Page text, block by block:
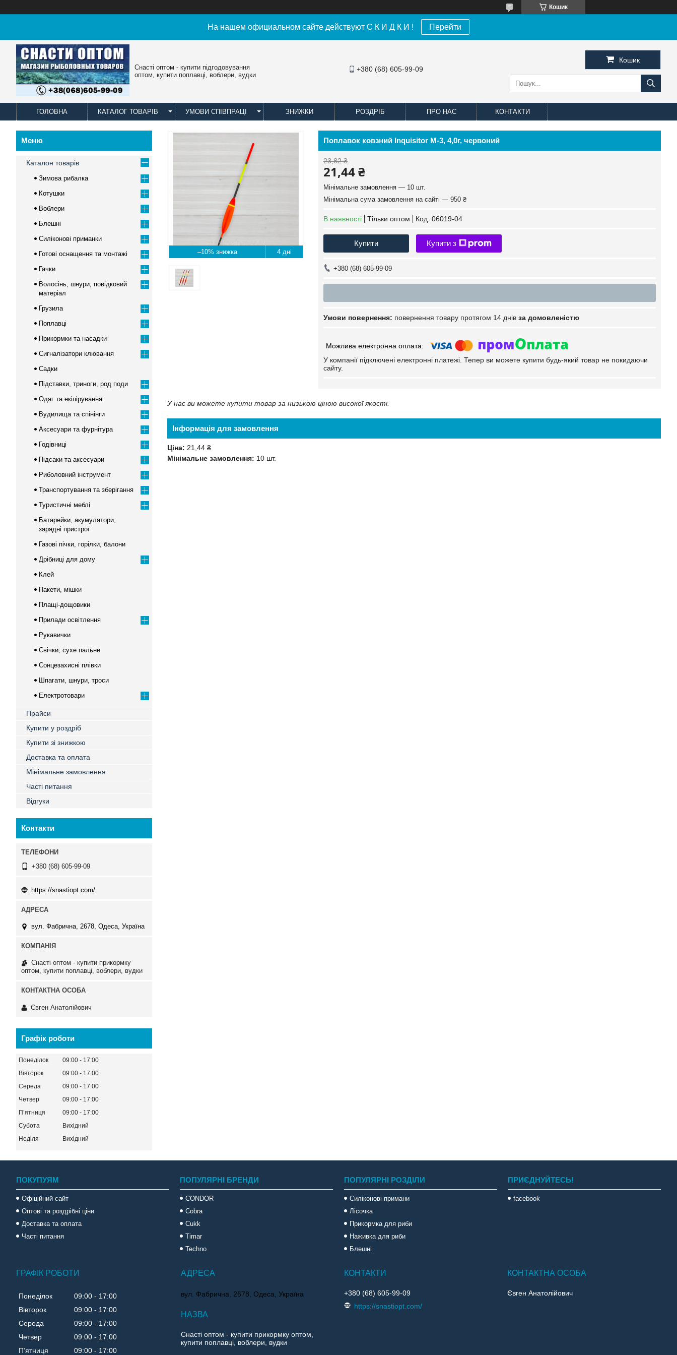
Кошик
На нашем официальном сайте действуют С К И Д К И ! Перейти
Снасті оптом - купити підгодовування
оптом, купити поплавці, воблери, вудки
+380 (68) 605-99-09
Кошик
ГОЛОВНА КАТАЛОГ ТОВАРІВ УМОВИ СПІВПРАЦІ ЗНИЖКИ РОЗДРІБ ПРО НАС КОНТАКТИ
–10% 4 дні
Поплавок ковзний Inquisitor M-3, 4,0г, червоний
23,82 ₴
21,44 ₴
Мінімальне замовлення — 10 шт.
Мінімальна сума замовлення на сайті — 950 ₴
В наявності Тільки оптом Код: 06019-04
Купити Купити з
+380 (68) 605-99-09
повернення товару протягом 14 днів за домовленістю
У компанії підключені електронні платежі. Тепер ви можете купити будь-який товар не покидаючи
сайту.
У нас ви можете купити товар за низькою ціною високої якості.
Інформація для замовлення
Ціна: 21,44 ₴
Мінімальне замовлення: 10 шт.
Каталон товарів
Зимова рибалка
Котушки
Воблери
Блешні
Силіконові приманки
Готові оснащення та монтажі
Гачки
Волосінь, шнури, повідковий
матеріал
Грузила
Поплавці
Прикормки та насадки
Сигналізатори клювання
Садки
Підставки, триноги, род поди
Одяг та екіпірування
Вудилища та спінінги
Аксесуари та фурнітура
Годівниці
Підсаки та аксесуари
Риболовний інструмент
Транспортування та зберігання
Туристичні меблі
Батарейки, акумулятори,
зарядні пристрої
Газові пічки, горілки, балони
Дрібниці для дому
Клей
Пакети, мішки
Плащі-дощовики
Прилади освітлення
Рукавички
Свічки, сухе пальне
Сонцезахисні плівки
Шпагати, шнури, троси
Електротовари
Прайси
Купити у роздріб
Купити зі знижкою
Доставка та оплата
Мінімальне замовлення
Часті питання
Відгуки
Контакти
+380 (68) 605-99-09
https://snastiopt.com/
вул. Фабрична, 2678, Одеса, Україна
Снасті оптом - купити прикормку
оптом, купити поплавці, воблери, вудки
Євген Анатолійович
Графік роботи
Понеділок 09:00
17:00
Вівторок
09:00
17:00
Середа
09:00
17:00
Четвер
09:00
17:00
Пʼятниця
09:00
17:00
Субота
Вихідний
Неділя
Вихідний
ПОКУПУЯМ
Офіційний сайт
Оптові та роздрібні ціни
Доставка та оплата
Часті питання
ПОПУЛЯРНІ БРЕНДИ
CONDOR
Cobra
Cukk
Timar
Techno
ПОПУЛЯРНІ РОЗДІЛИ
Силіконові примани
Лісочка
Прикормка для риби
Наживка для риби
Блешні
ПРИЄДНУЙТЕСЬ!
facebook
ГРАФІК РОБОТИ
Понеділок 09:00
17:00
Вівторок
09:00
17:00
Середа
09:00
17:00
Четвер
09:00
17:00
Пʼятниця
09:00 17:00
вул. Фабрична, 2678, Одеса, Україна
Снасті оптом - купити прикормку оптом,
купити поплавці, воблери, вудки
+380 (68) 605-99-09
https://snastiopt.com/
Євген Анатолійович